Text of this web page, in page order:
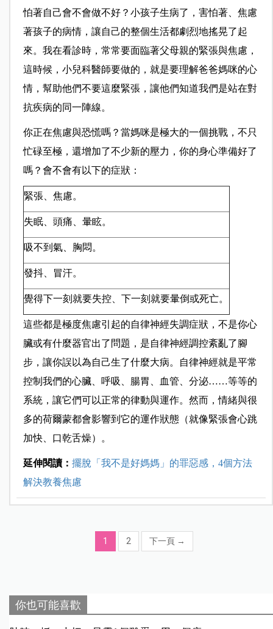
怕著自己會不會做不好？小孩子生病了，害怕著、焦慮
著孩子的病情，讓自己的整個生活都劇烈地搖晃了起
來。我在看診時，常常要面臨著父母親的緊張與焦慮，
這時候，小兒科醫師要做的，就是要理解爸爸媽咪的心
情，幫助他們不要這麼緊張，讓他們知道我們是站在對
抗疾病的同一陣線。
你正在焦慮與恐慌嗎？當媽咪是極大的一個挑戰，不只
忙碌至極，還增加了不少新的壓力，你的身心準備好了
嗎？會不會有以下的症狀：
緊張、焦慮。
失眠、頭痛、暈眩。
吸不到氣、胸悶。
發抖、冒汗。
覺得下一刻就要失控、下一刻就要暈倒或死亡。
這些都是極度焦慮引起的自律神經失調症狀，不是你心
臟或有什麼器官出了問題，是自律神經調控紊亂了腳
步，讓你誤以為自己生了什麼大病。自律神經就是平常
控制我們的心臟、呼吸、腸胃、血管、分泌……等等的
系統，讓它們可以正常的律動與運作。然而，情緒與很
多的荷爾蒙都會影響到它的運作狀態（就像緊張會心跳
加快、口乾舌燥）。
延伸閱讀： 擺脫「我不是好媽媽」的罪惡感，4個方法
解決教養焦慮
1 2 下一頁 →
你也可能喜歡